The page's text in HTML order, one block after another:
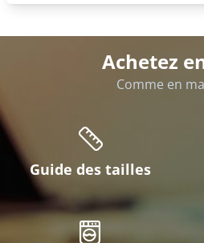
Achetez
Comme en
Guide des tailles